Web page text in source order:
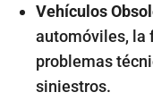
Vehículos
automóviles, la
problemas
siniestros.